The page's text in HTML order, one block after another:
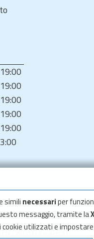
simili necessariper
messaggio, tramite la
cookie utilizzati e
i diritti riservati